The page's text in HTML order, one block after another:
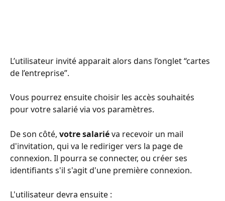
L’utilisateur invité apparait alors dans l’onglet “cartes
de l’entreprise”.
Vous pourrez ensuite choisir les accès souhaités
pour votre salarié via vos paramètres.
De son côté, votre salarié va recevoir un mail
d'invitation, qui va le rediriger vers la page de
connexion. Il pourra se connecter, ou créer ses
identifiants s'il s'agit d'une première connexion.
L'utilisateur devra ensuite :